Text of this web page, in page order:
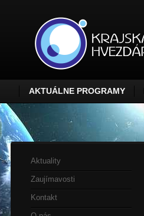
AKTUÁLNE PROGRAMY
Aktuality
Zaujímavosti
Kontakt